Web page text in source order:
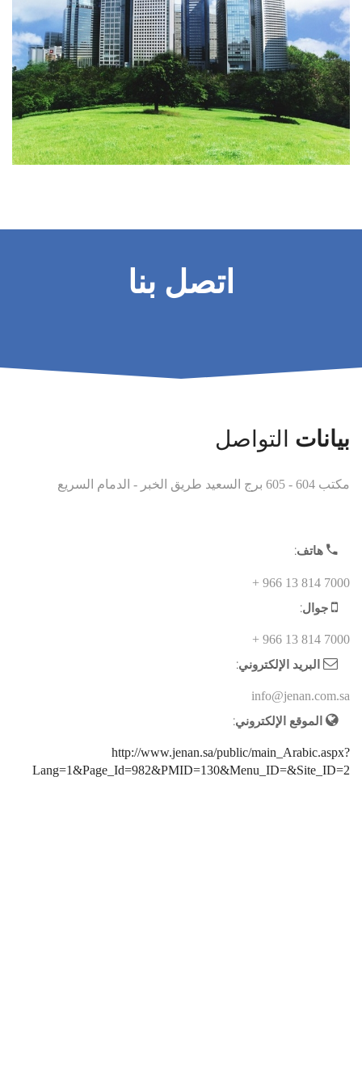
اتصل بنا
بيانات التواصل
مكتب 604 - 605 برج السعيد طريق الخبر - الدمام السريع
هاتف:
7000 814 13 966 +
جوال:
7000 814 13 966 +
البريد الإلكتروني:
info@jenan.com.sa
الموقع الإلكتروني:
http://www.jenan.sa/public/main_Arabic.aspx?
Lang=1&Page_Id=982&PMID=130&Menu_ID=&Site_ID=2